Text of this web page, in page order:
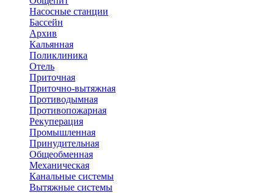
Насосные станции
Бассейн
Архив
Кальянная
Поликлиника
Отель
Приточная
Приточно-вытяжная
Противодымная
Противопожарная
Рекуперация
Промышленная
Принудительная
Общеобменная
Механическая
Канальные системы
Вытяжные системы